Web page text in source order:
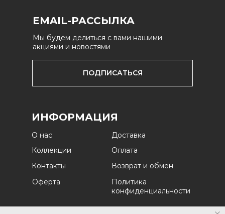
Оплата
Возврат и обмен
Политика
конфиденциальности
EMAIL-РАССЫЛКА
Мы будем делиться с вами нашими
акциями и новостями
ИНФОРМАЦИЯ
О нас
Коллекции
Контакты
Оферта
Доставка
ПОДПИСАТЬСЯ